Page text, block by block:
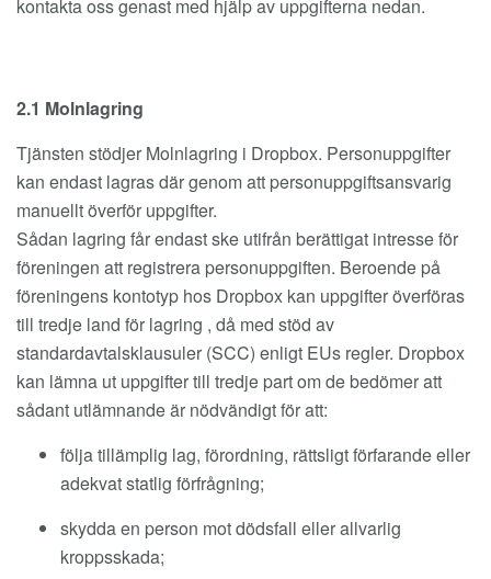
kontakta oss genast med hjälp av uppgifterna nedan.
2.1 Molnlagring
Tjänsten stödjer Molnlagring i Dropbox. Personuppgifter
kan endast lagras där genom att personuppgiftsansvarig
manuellt överför uppgifter.
Sådan lagring får endast ske utifrån berättigat intresse för
föreningen att registrera personuppgiften. Beroende på
föreningens kontotyp hos Dropbox kan uppgifter överföras
till tredje land för lagring , då med stöd av
standardavtalsklausuler (SCC) enligt EUs regler. Dropbox
kan lämna ut uppgifter till tredje part om de bedömer att
sådant utlämnande är nödvändigt för att:
följa tillämplig lag, förordning, rättsligt förfarande eller
adekvat statlig förfrågning;
skydda en person mot dödsfall eller allvarlig
kroppsskada;